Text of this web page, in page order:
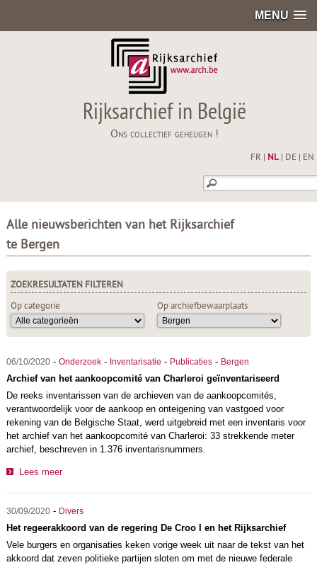
MENU
Rijksarchief in België
Ons collectief geheugen !
FR NL| DE EN
Alle nieuwsberichten van het Rijksarchief
te Bergen
ZOEKRESULTATEN FILTEREN
Op categorie
Op archiefbewaarplaats
06/10/2020- Onderzoek- Inventarisatie - Publicaties- Bergen
Archief van het aankoopcomité van Charleroi geïnventariseerd
De reeks inventarissen van de archieven van de aankoopcomités,
verantwoordelijk voor de aankoop en onteigening van vastgoed voor
rekening van de Belgische Staat, werd uitgebreid met een inventaris voor
het archief van het aankoopcomité van Charleroi: 33 strekkende meter
archief, beschreven in 1.376 inventarisnummers.
Lees meer
30/09/2020- Divers
Het regeerakkoord van de regering De Croo I en het Rijksarchief
Vele burgers en organisaties keken vorige week uit naar de tekst van het
akkoord dat zeven politieke partijen sloten om met de nieuwe federale